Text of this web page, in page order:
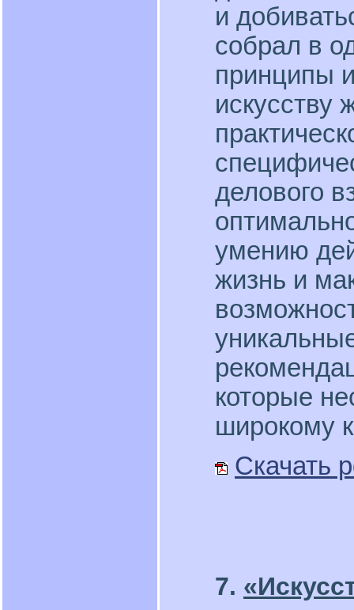
и
собрал в
принципы
искусству
делового
умению
жизнь и
которые
широкому
Скачать
7.